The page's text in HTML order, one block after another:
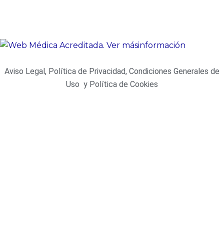
Aviso Legal, Política de Privacidad, Condiciones Generales de
Uso y Política de Cookies